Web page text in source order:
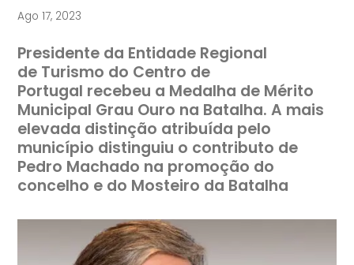
Ago 17, 2023
Presidente da Entidade Regional
de Turismo do Centro de
Portugal recebeu a Medalha de Mérito
Municipal Grau Ouro na Batalha. A mais
elevada distinção atribuída pelo
município distinguiu o contributo de
Pedro Machado na promoção do
concelho e do Mosteiro da Batalha